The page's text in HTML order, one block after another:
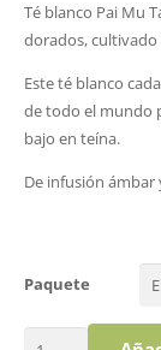
Té blanco Pai Mu
dorados, cultivado
Este té blanco
de todo el mundo
bajo en teína.
De infusión ámbar
Paquete